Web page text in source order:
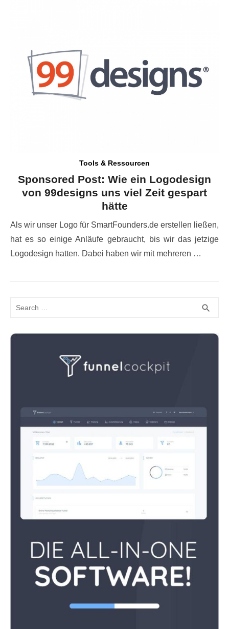
Tools & Ressourcen
Sponsored Post: Wie ein Logodesign
von 99designs uns viel Zeit gespart
hätte
Als wir unser Logo für SmartFounders.de erstellen ließen,
hat es so einige Anläufe gebraucht, bis wir das jetzige
Logodesign hatten. Dabei haben wir mit mehreren …
search